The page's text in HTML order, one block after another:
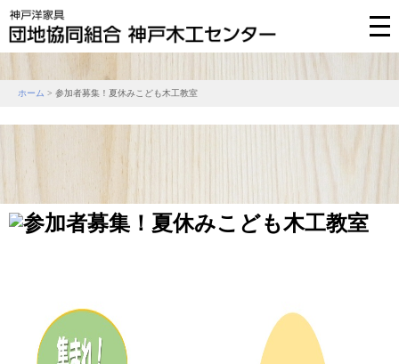
ホーム > 参加者募集！夏休みこども木工教室